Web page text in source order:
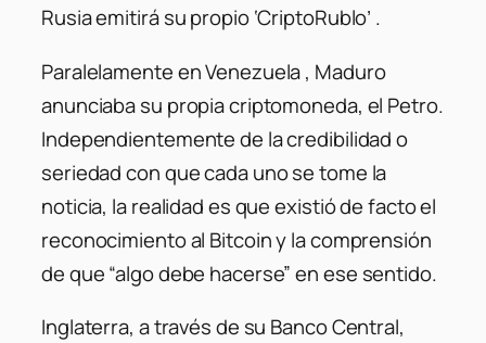
Rusia emitirá su propio ‘CriptoRublo’ .
Paralelamente en Venezuela , Maduro
anunciaba su propia criptomoneda, el Petro.
Independientemente de la credibilidad o
seriedad con que cada uno se tome la
noticia, la realidad es que existió de facto el
reconocimiento al Bitcoin y la comprensión
de que “algo debe hacerse” en ese sentido.
Inglaterra, a través de su Banco Central,